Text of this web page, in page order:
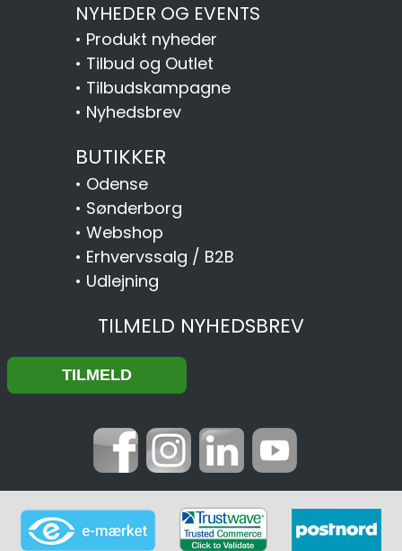
NYHEDER OG EVENTS
• Produkt nyheder
• Tilbud og Outlet
• Tilbudskampagne
• Nyhedsbrev
BUTIKKER
• Odense
• Sønderborg
• Webshop
• Erhvervssalg / B2B
• Udlejning
TILMELD NYHEDSBREV